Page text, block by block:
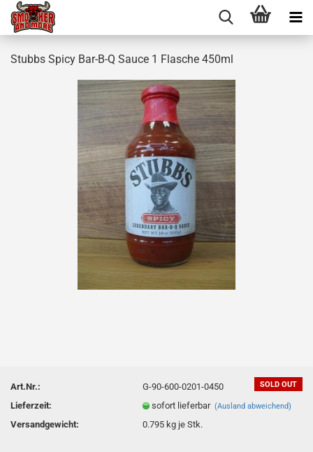
Stubbs Spicy Bar-B-Q Sauce 1 Flasche 450ml
SOLD OUT
Art.Nr.:
G-90-600-0201-0450
Lieferzeit:
sofort lieferbar(Ausland abweichend)
Versandgewicht: 0.795 kg je Stk.